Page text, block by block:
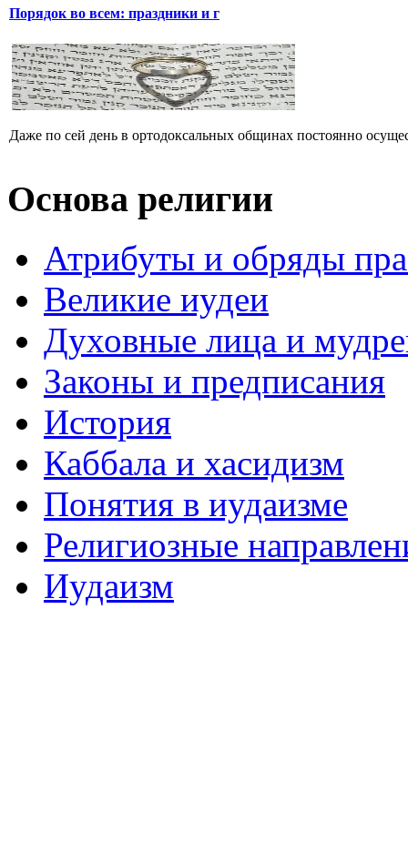
Порядок во всем: праздники и г
Даже по сей день в ортодоксальных общинах постоянно
Основа религии
Атрибуты и обряды
Великие иудеи
Духовные лица и
Законы и предписания
История
Каббала и хасидизм
Понятия в иудаизме
Религиозные
Иудаизм